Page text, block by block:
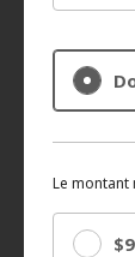
Le montant